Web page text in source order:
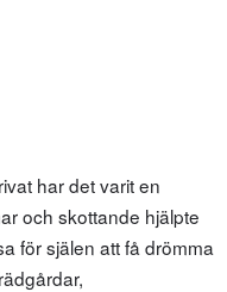
har det varit en
och skottande hjälpte
för själen att få drömma